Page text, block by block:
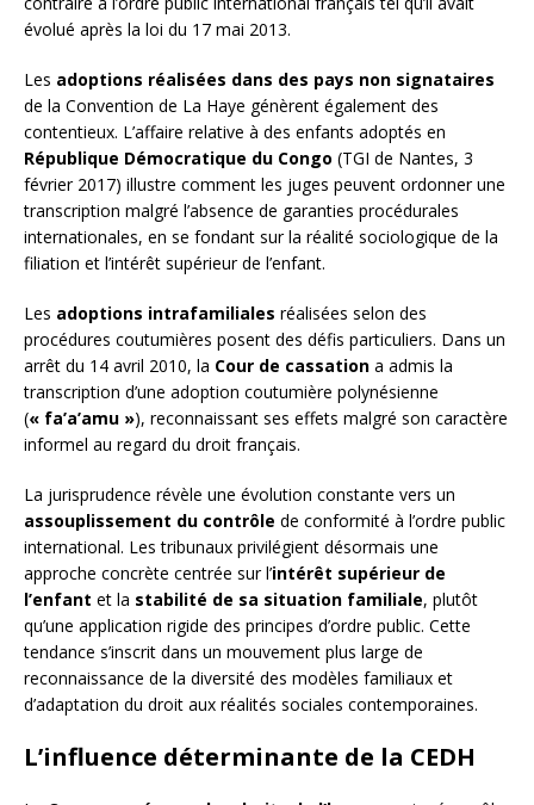
évolué après la loi du 17 mai 2013.
Les adoptions réalisées dans des pays non signataires
de la Convention de La Haye génèrent également des
contentieux. L’affaire relative à des enfants adoptés en
République Démocratique du Congo (TGI de Nantes, 3
février 2017) illustre comment les juges peuvent ordonner une
transcription malgré l’absence de garanties procédurales
internationales, en se fondant sur la réalité sociologique de la
filiation et l’intérêt supérieur de l’enfant.
Les adoptions intrafamiliales réalisées selon des
procédures coutumières posent des défis particuliers. Dans un
arrêt du 14 avril 2010, la Cour de cassation a admis la
transcription d’une adoption coutumière polynésienne
(« fa’a’amu »), reconnaissant ses effets malgré son caractère
informel au regard du droit français.
La jurisprudence révèle une évolution constante vers un
assouplissement du contrôle de conformité à l’ordre public
international. Les tribunaux privilégient désormais une
approche concrète centrée sur l’intérêt supérieur de
l’enfant et la stabilité de sa situation familiale, plutôt
qu’une application rigide des principes d’ordre public. Cette
tendance s’inscrit dans un mouvement plus large de
reconnaissance de la diversité des modèles familiaux et
d’adaptation du droit aux réalités sociales contemporaines.
L’influence déterminante de la CEDH